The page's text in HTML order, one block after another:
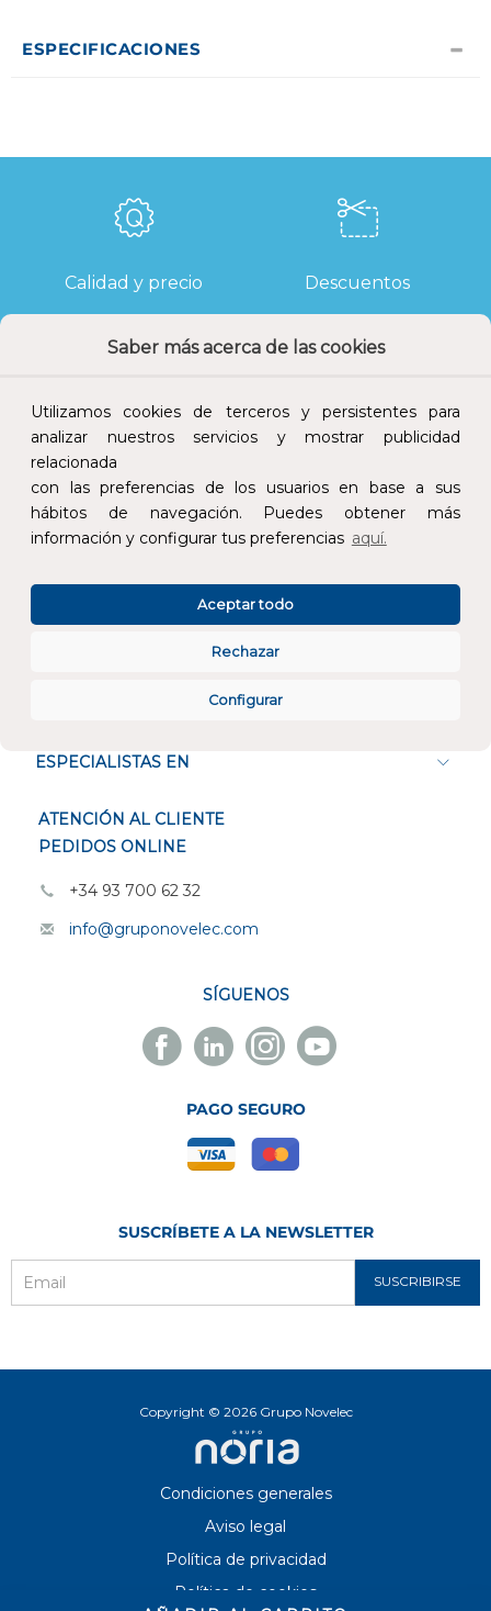
Saber más acerca de las cookies
Utilizamos cookies de terceros y persistentes para
analizar nuestros servicios y mostrar publicidad
relacionada
con las preferencias de los usuarios en base a sus
hábitos de navegación. Puedes obtener más
información y configurar tus preferencias aquí.
Configurar
Rechazar
Aceptar todo
ESPECIFICACIONES
Calidad y precio Descuentos
Devoluciones Pago seguro
Atención al cliente
ESPECIALISTAS EN
ATENCIÓN AL CLIENTE
PEDIDOS ONLINE
+34 93 700 62 32
info@gruponovelec.com
SÍGUENOS
Facebook
Novelec
Linkedin
Novelec
Instagram
Novelec
Youtube
Novelec
PAGO SEGURO
SUSCRÍBETE A LA NEWSLETTER
SUSCRIBIRSE
Copyright © 2026 Grupo Novelec
Condiciones generales
Aviso legal
Política de privacidad
Política de cookies